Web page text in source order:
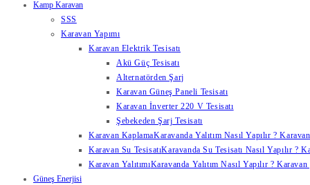
Kamp Karavan
SSS
Karavan Yapımı
Karavan Elektrik Tesisatı
Akü Güç Tesisatı
Alternatörden Şarj
Karavan Güneş Paneli Tesisatı
Karavan İnverter 220 V Tesisatı
Şebekeden Şarj Tesisatı
Karavan KaplamaKaravanda Yalıtım Nasıl Yapılır ?
Karavan Su TesisatıKaravanda Su Tesisatı Nasıl Yapılır ?
Karavan YalıtımıKaravanda Yalıtım Nasıl Yapılır ?
Güneş Enerjisi